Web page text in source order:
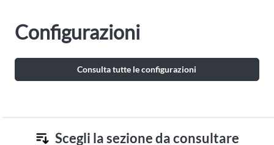
Scegli la sezione da consultare
Configurazioni
Consulta tutte le configurazioni